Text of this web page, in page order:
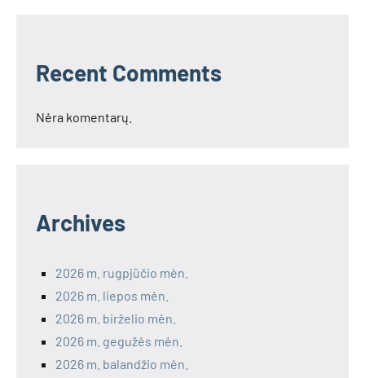
Recent Comments
Nėra komentarų.
Archives
2026 m. rugpjūčio mėn.
2026 m. liepos mėn.
2026 m. birželio mėn.
2026 m. gegužės mėn.
2026 m. balandžio mėn.